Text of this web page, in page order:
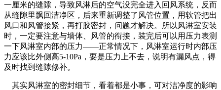
一厘米的缝隙，导致风淋后的空气没完全进入回风系统，反而
从缝隙里飘回洁净区，后来重新调整了风管位置，用软管把出
风口和风管接紧，再打胶密封，问题才解决。所以风淋室安装
时，一定要注意与墙体、风管的衔接，装完后可以用压力表测
一下风淋室内部的压力——正常情况下，风淋室运行时内部压
力应该比外侧高5-10Pa，要是压力上不去，说明有漏风点，得
及时找到缝隙修补。
其实风淋室的密封细节，看着都是小事，可对洁净度的影响